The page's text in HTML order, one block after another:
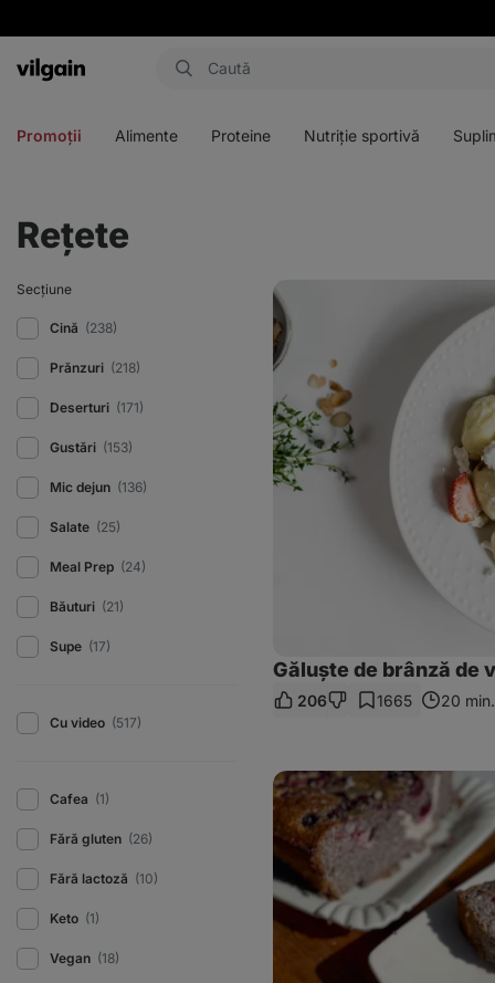
Aktin
Promoții Alimente Proteine Nutriție sportivă
Rețete
Secțiune
Cină (238)
Prănzuri (218)
Deserturi (171)
Gustări (153)
Mic dejun (136)
Salate (25)
Meal Prep (24)
Băuturi (21)
Supe (17)
Cu video (517)
Cafea (1)
Fără gluten (26)
Fără lactoză (10)
Keto (1)
Vegan (18)
Găluște
de
brânză
de
vaci
cu
căpșuni
Găluște de brânză de
206 1665 20 min.
Prăjitură
cu
mac,
brânză
vaci
și
fructe